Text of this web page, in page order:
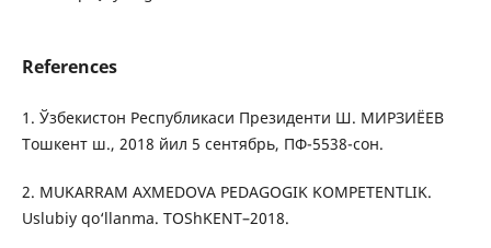
References
1. Ўзбекистон Республикаси Президенти Ш. МИРЗИЁЕВ
Тошкент ш., 2018 йил 5 сентябрь, ПФ-5538-сон.
2. MUKARRAM AXMEDOVA PEDAGOGIK KOMPETENTLIK.
Uslubiy qo‘llanma. TOShKENT–2018.